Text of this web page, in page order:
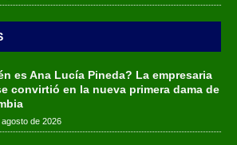
es Ana Lucía Pineda? La empresaria
convirtió en la nueva primera dama de
agosto de 2026